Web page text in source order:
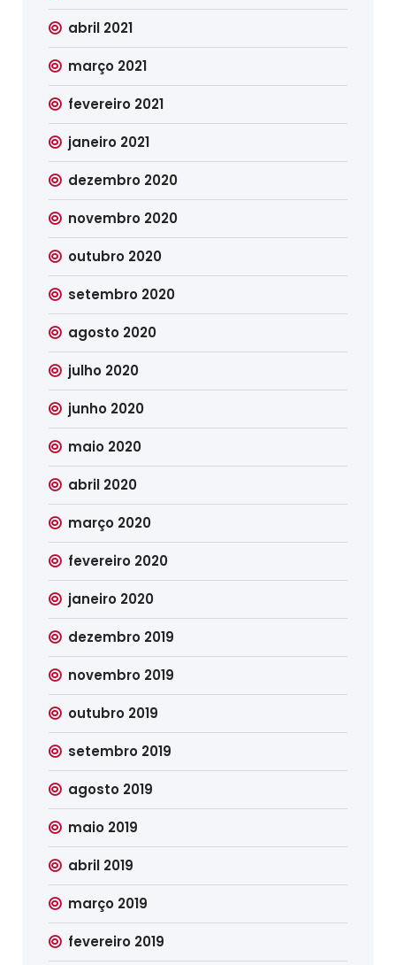
abril 2021
março 2021
fevereiro 2021
janeiro 2021
dezembro 2020
novembro 2020
outubro 2020
setembro 2020
agosto 2020
julho 2020
junho 2020
maio 2020
abril 2020
março 2020
fevereiro 2020
janeiro 2020
dezembro 2019
novembro 2019
outubro 2019
setembro 2019
agosto 2019
maio 2019
abril 2019
março 2019
fevereiro 2019